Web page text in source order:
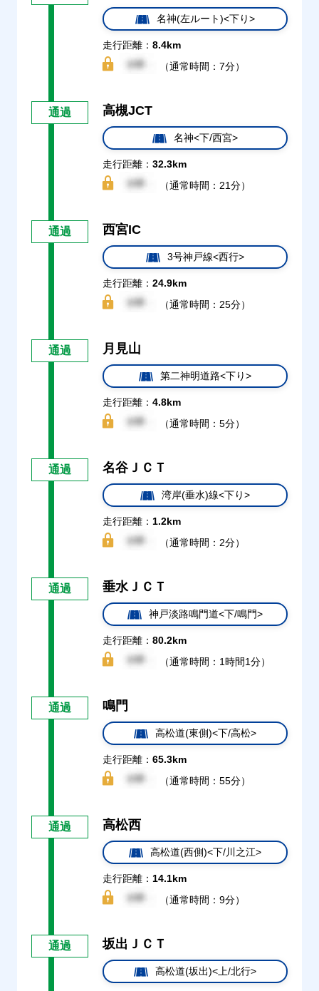
名神(左ルート)<下り>
走行距離： 8.4km
（通常時間：7分）
通過 高槻JCT
名神<下/西宮>
走行距離： 32.3km
（通常時間：21分）
通過 西宮IC
3号神戸線<西行>
走行距離： 24.9km
（通常時間：25分）
通過 月見山
第二神明道路<下り>
走行距離： 4.8km
（通常時間：5分）
通過 名谷ＪＣＴ
湾岸(垂水)線<下り>
走行距離： 1.2km
（通常時間：2分）
通過 垂水ＪＣＴ
神戸淡路鳴門道<下/鳴門>
走行距離： 80.2km
（通常時間：1時間1分）
通過 鳴門
高松道(東側)<下/高松>
走行距離： 65.3km
（通常時間：55分）
通過 高松西
高松道(西側)<下/川之江>
走行距離： 14.1km
（通常時間：9分）
通過 坂出ＪＣＴ
高松道(坂出)<上/北行>